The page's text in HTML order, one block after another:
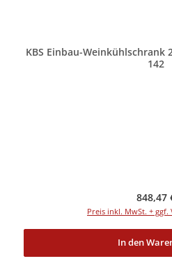
KBS Einbau-Weinkühlschrank
142
848,47
Preis inkl. MwSt. + ggf.
In den